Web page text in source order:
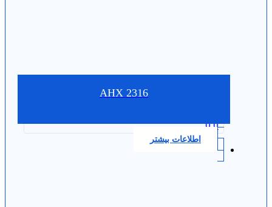
AHX 2316
0.0
اطلاعات بیشتر